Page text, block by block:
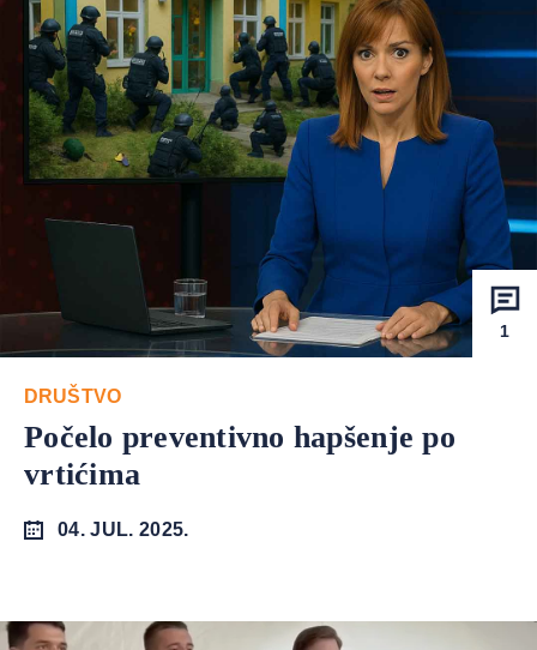
1
DRUŠTVO
Počelo preventivno hapšenje po
vrtićima
04. JUL. 2025.